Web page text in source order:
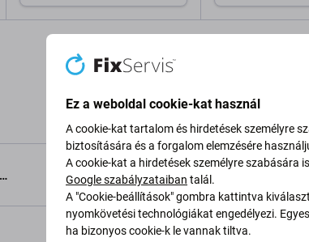
Leírás és specifikáció
Ez a weboldal cookie-kat használ
A cookie-kat tartalom és hirdetések személyre
biztosítására és a forgalom elemzésére
A cookie-kat a hirdetések személyre
Google szabályzataiban talál.
A "Cookie-beállítások" gombra kattintva
nyomkövetési technológiákat engedélyezi.
ha bizonyos cookie-k le vannak tiltva.